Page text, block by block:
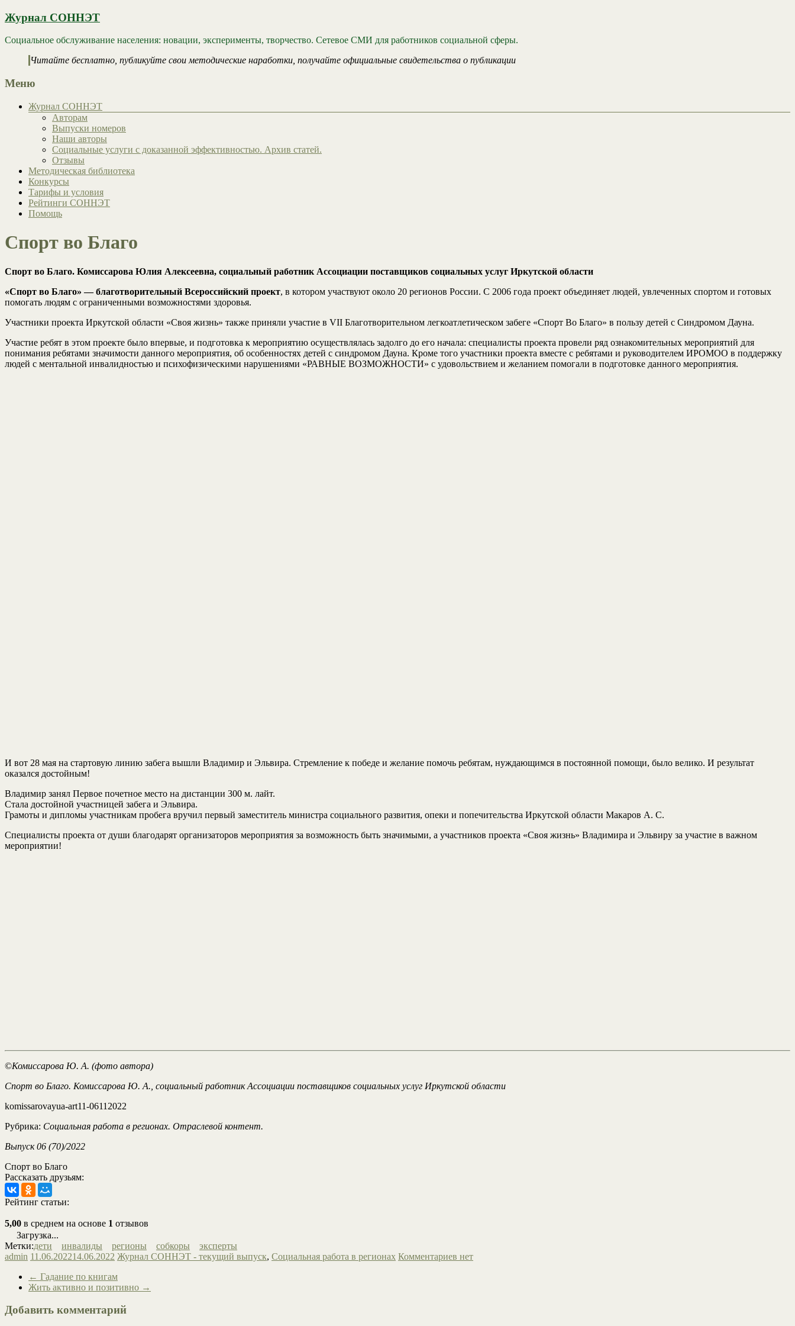
Журнал СОННЭТ
Социальное обслуживание населения: новации, эксперименты, творчество. Сетевое СМИ для работников социальной сферы.
Читайте бесплатно, публикуйте свои методические наработки, получайте официальные свидетельства о публикации
Меню
Журнал СОННЭТ
Авторам
Выпуски номеров
Наши авторы
Социальные услуги с доказанной эффективностью. Архив статей.
Отзывы
Методическая библиотека
Конкурсы
Тарифы и условия
Рейтинги СОННЭТ
Помощь
Спорт во Благо
Спорт во Благо. Комиссарова Юлия Алексеевна, социальный работник Ассоциации поставщиков социальных услуг Иркутской области
«Спорт во Благо» — благотворительный Всероссийский проект, в котором участвуют около 20 регионов России. С 2006 года проект объединяет людей, увлеченных спортом и готовых
помогать людям с ограниченными возможностями здоровья.
Участники проекта Иркутской области «Своя жизнь» также приняли участие в VII Благотворительном легкоатлетическом забеге «Спорт Во Благо» в пользу детей с Синдромом Дауна.
Участие ребят в этом проекте было впервые, и подготовка к мероприятию осуществлялась задолго до его начала: специалисты проекта провели ряд ознакомительных мероприятий для
понимания ребятами значимости данного мероприятия, об особенностях детей с синдромом Дауна. Кроме того участники проекта вместе с ребятами и руководителем ИРОМОО в поддержку
людей с ментальной инвалидностью и психофизическими нарушениями «РАВНЫЕ ВОЗМОЖНОСТИ» с удовольствием и желанием помогали в подготовке данного мероприятия.
И вот 28 мая на стартовую линию забега вышли Владимир и Эльвира. Стремление к победе и желание помочь ребятам, нуждающимся в постоянной помощи, было велико. И результат
оказался достойным!
Владимир занял Первое почетное место на дистанции 300 м. лайт.
Стала достойной участницей забега и Эльвира.
Грамоты и дипломы участникам пробега вручил первый заместитель министра социального развития, опеки и попечительства Иркутской области Макаров А. С.
Специалисты проекта от души благодарят организаторов мероприятия за возможность быть значимыми, а участников проекта «Своя жизнь» Владимира и Эльвиру за участие в важном
мероприятии!
©Комиссарова Ю. А. (фото автора)
Спорт во Благо. Комиссарова Ю. А., социальный работник Ассоциации поставщиков социальных услуг Иркутской области
komissarovayua-art11-06112022
Рубрика: Социальная работа в регионах. Отраслевой контент.
Выпуск 06 (70)/2022
Спорт во Благо
Рассказать друзьям:
Рейтинг статьи:
5,00 в среднем на основе 1 отзывов
Загрузка...
Метки:дети инвалиды регионы собкоры
эксперты
admin 11.06.202214.06.2022 Журнал СОННЭТ - текущий выпуск, Социальная работа в регионах Комментариев нет
← Гадание по книгам
Жить активно и позитивно →
Добавить комментарий